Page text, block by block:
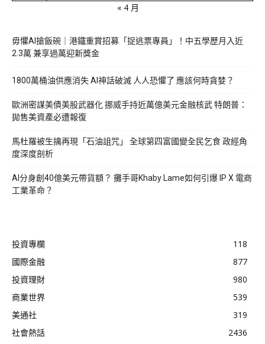
« 4 月
毋懼AI搶飯碗｜港鐵重賞招募「捉逃票專員」！中五學歷月入近
2.3萬 兼享過萬迎新獎金
1800萬桶油供應消失 AI神話破滅 人人恐懼了 應該何時貪婪？
歐洲密謀美債美股武器化 挪威手持近萬億美元金融核武 特朗普：
拋售美資產必遭報復
馬杜羅被生擒再現「石油詛咒」 全球第四富國變全民乞食 政經角
度深度剖析
AI分身創40億美元帶貨額？ 攤手哥Khaby Lame如何引爆 IP X 電商
工業革命？
投資專欄
118
國際金融
877
投資理財
980
商業世界
539
美通社
319
社會熱話
2436